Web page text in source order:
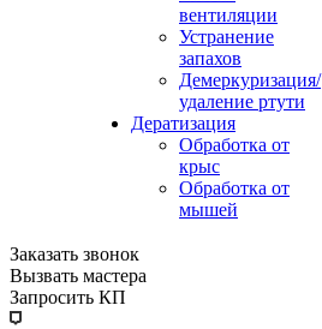
вентиляции
Устранение
запахов
Демеркуризация/
удаление ртути
Дератизация
Обработка от
крыс
Обработка от
мышей
Заказать звонок
Вызвать мастера
Запросить КП